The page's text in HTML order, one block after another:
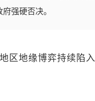
强硬否决。
区地缘博弈持续陷